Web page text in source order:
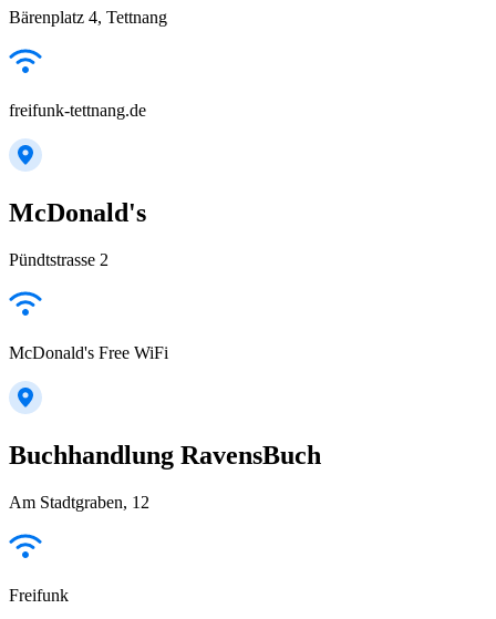
Bärenplatz 4, Tettnang
freifunk-tettnang.de
McDonald's
Pündtstrasse 2
McDonald's Free WiFi
Buchhandlung RavensBuch
Am Stadtgraben, 12
Freifunk